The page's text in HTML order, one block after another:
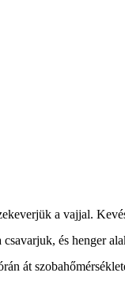
a vajjal.
és henger
át